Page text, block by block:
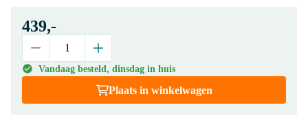
439,-
Vandaag besteld, dinsdag in huis
Plaats in winkelwagen